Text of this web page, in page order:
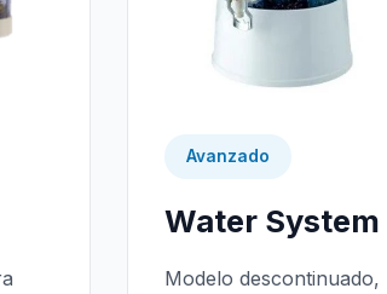
Avanzado
Water System
Modelo descontinuado,